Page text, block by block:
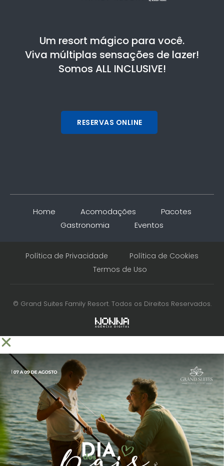
Um resort mágico para você.
Viva múltiplas sensações de lazer!
Somos ALL INCLUSIVE!
RESERVAS ONLINE
Home Acomodações
Pacotes
Gastronomia
Eventos
Política de Privacidade
Política de Cookies
Termos de Uso
© Grand Suites Family Resort. Todos os Direitos Reservados.